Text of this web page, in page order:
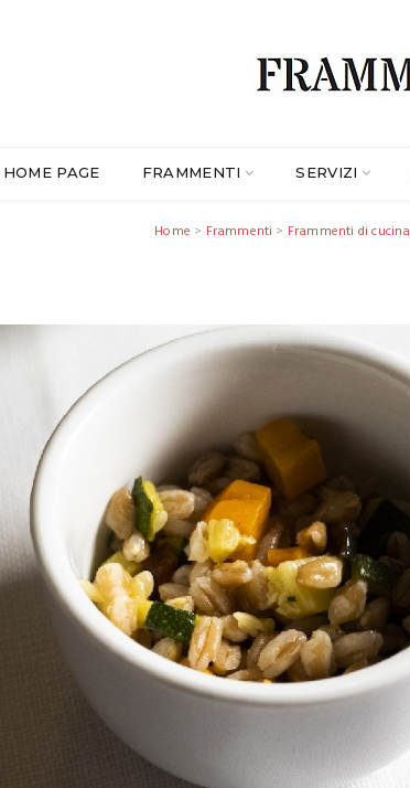
HOME PAGE FRAMMENTI SERVIZI
Home > Frammenti > Frammenti di cucina